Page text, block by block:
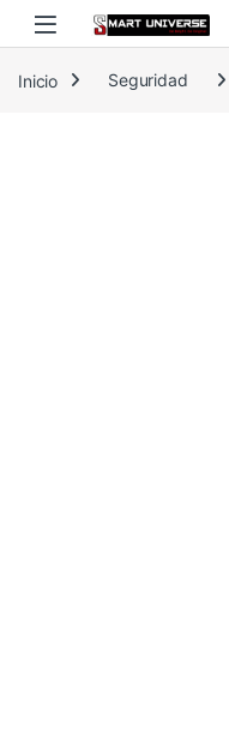
Skip to navigation
Skip to content
Inicio Seguridad